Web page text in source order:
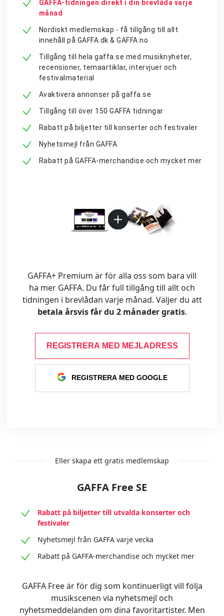
GAFFA-tidningen direkt i din brevlåda varje
månad
Nordiskt medlemskap - få tillgång till allt
innehåll på GAFFA.dk & GAFFA.no
Tillgång till hela gaffa.se med musiknyheter,
recensioner, temaartiklar, intervjuer och
festivalmaterial
Avaktivera annonser på gaffa.se
Tillgång till över 150 GAFFA tidningar
Rabatt på biljetter till konserter och festivaler
Nyhetsmejl från GAFFA
Rabatt på GAFFA-merchandise och mycket mer
GAFFA+ Premium är för alla oss som bara vill
ha mer GAFFA. Du får full tillgång till allt och
tidningen i brevlådan varje månad. Väljer du att
betala årsvis får du 2 månader gratis.
REGISTRERA MED MEJLADRESS
REGISTRERA MED GOOGLE
Eller skapa ett gratis medlemskap
GAFFA Free SE
Rabatt på biljetter till utvalda konserter och
festivaler
Nyhetsmejl från GAFFA varje vecka
Rabatt på GAFFA-merchandise och mycket mer
GAFFA Free är för dig som kontinuerligt vill följa
musikscenen via nyhetsmejl och
nyhetsmeddelanden om dina favoritartister. Men